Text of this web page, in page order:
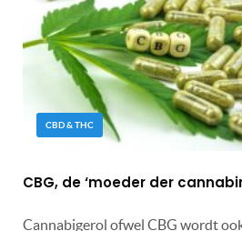
CBD & THC
CBG, de ‘moeder der
Cannabigerol ofwel CBG wordt